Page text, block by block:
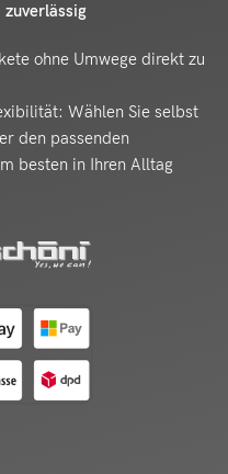
zuverlässig
ohne Umwege direkt zu
Wählen Sie selbst
den passenden
besten in Ihren Alltag